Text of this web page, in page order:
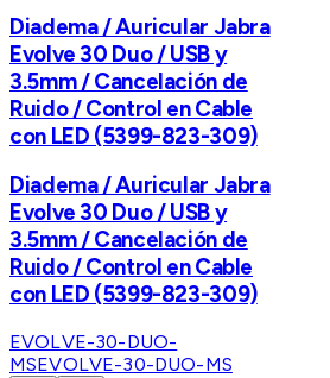
Diadema / Auricular Jabra
Evolve 30 Duo / USB y
3.5mm / Cancelación de
Ruido / Control en Cable
con LED (5399-823-309)
Diadema / Auricular Jabra
Evolve 30 Duo / USB y
3.5mm / Cancelación de
Ruido / Control en Cable
con LED (5399-823-309)
EVOLVE-30-DUO-
MSEVOLVE-30-DUO-MS